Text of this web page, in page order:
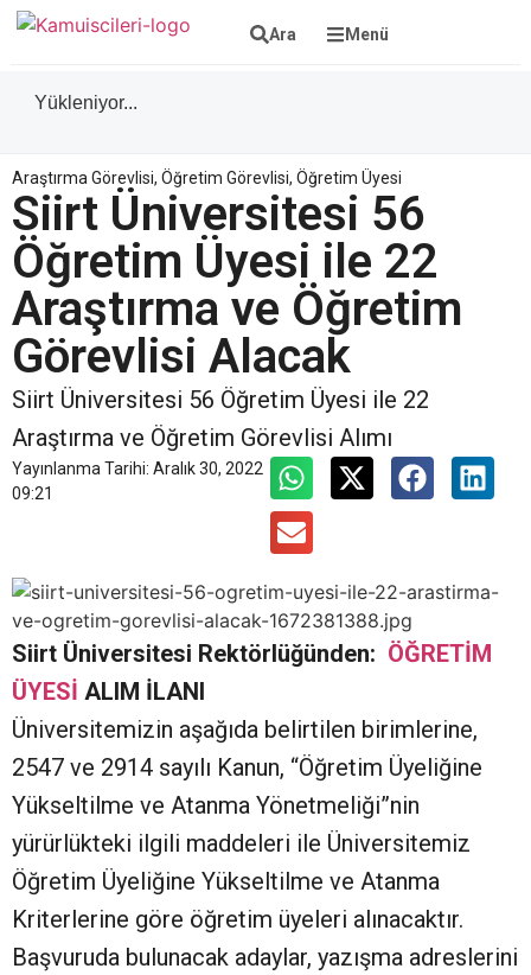
Ara Menü
Yükleniyor...
Araştırma Görevlisi, Öğretim Görevlisi, Öğretim Üyesi
Siirt Üniversitesi 56
Öğretim Üyesi ile 22
Araştırma ve Öğretim
Görevlisi Alacak
Siirt Üniversitesi 56 Öğretim Üyesi ile 22
Araştırma ve Öğretim Görevlisi Alımı
Yayınlanma Tarihi: Aralık 30, 2022
09:21
Siirt Üniversitesi Rektörlüğünden: ÖĞRETİM
ÜYESİ ALIM İLANI
Üniversitemizin aşağıda belirtilen birimlerine,
2547 ve 2914 sayılı Kanun, “Öğretim Üyeliğine
Yükseltilme ve Atanma Yönetmeliği”nin
yürürlükteki ilgili maddeleri ile Üniversitemiz
Öğretim Üyeliğine Yükseltilme ve Atanma
Kriterlerine göre öğretim üyeleri alınacaktır.
Başvuruda bulunacak adaylar, yazışma adreslerini